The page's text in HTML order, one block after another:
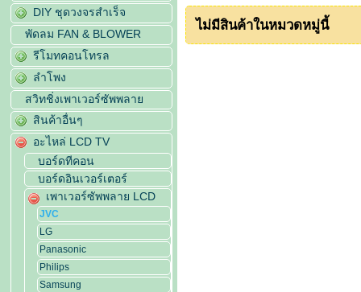
DIY ชุดวงจรสำเร็จ
พัดลม FAN & BLOWER
รีโมทคอนโทรล
ลำโพง
สวิทชิ่งเพาเวอร์ซัพพลาย
สินค้าอื่นๆ
อะไหล่ LCD TV
บอร์ดทีคอน
บอร์ดอินเวอร์เตอร์
เพาเวอร์ซัพพลาย LCD
JVC
LG
Panasonic
Philips
Samsung
ไม่มีสินค้าในหมวดหมู่นี้